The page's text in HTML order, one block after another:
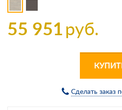
55 951руб.
Сделать заказ